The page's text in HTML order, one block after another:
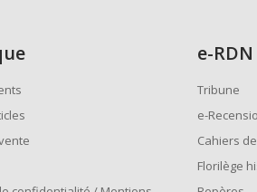
e-RDN
Tribune
e-
Cahiers
Florilège